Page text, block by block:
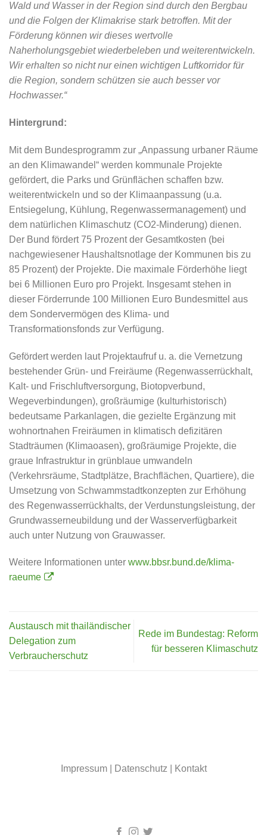
Wald und Wasser in der Region sind durch den Bergbau
und die Folgen der Klimakrise stark betroffen. Mit der
Förderung können wir dieses wertvolle
Naherholungsgebiet wiederbeleben und weiterentwickeln.
Wir erhalten so nicht nur einen wichtigen Luftkorridor für
die Region, sondern schützen sie auch besser vor
Hochwasser.“
Hintergrund:
Mit dem Bundesprogramm zur „Anpassung urbaner Räume
an den Klimawandel“ werden kommunale Projekte
gefördert, die Parks und Grünflächen schaffen bzw.
weiterentwickeln und so der Klimaanpassung (u.a.
Entsiegelung, Kühlung, Regenwassermanagement) und
dem natürlichen Klimaschutz (CO2-Minderung) dienen.
Der Bund fördert 75 Prozent der Gesamtkosten (bei
nachgewiesener Haushaltsnotlage der Kommunen bis zu
85 Prozent) der Projekte. Die maximale Förderhöhe liegt
bei 6 Millionen Euro pro Projekt. Insgesamt stehen in
dieser Förderrunde 100 Millionen Euro Bundesmittel aus
dem Sondervermögen des Klima- und
Transformationsfonds zur Verfügung.
Gefördert werden laut Projektaufruf u. a. die Vernetzung
bestehender Grün- und Freiräume (Regenwasserrückhalt,
Kalt- und Frischluftversorgung, Biotopverbund,
Wegeverbindungen), großräumige (kulturhistorisch)
bedeutsame Parkanlagen, die gezielte Ergänzung mit
wohnortnahen Freiräumen in klimatisch defizitären
Stadträumen (Klimaoasen), großräumige Projekte, die
graue Infrastruktur in grünblaue umwandeln
(Verkehrsräume, Stadtplätze, Brachflächen, Quartiere), die
Umsetzung von Schwammstadtkonzepten zur Erhöhung
des Regenwasserrückhalts, der Verdunstungsleistung, der
Grundwasserneubildung und der Wasserverfügbarkeit
auch unter Nutzung von Grauwasser.
Weitere Informationen unter www.bbsr.bund.de/klima-
raeume
Austausch mit thailändischer
Delegation zum
Verbraucherschutz
Rede im Bundestag: Reform
für besseren Klimaschutz
Impressum| Datenschutz Kontakt